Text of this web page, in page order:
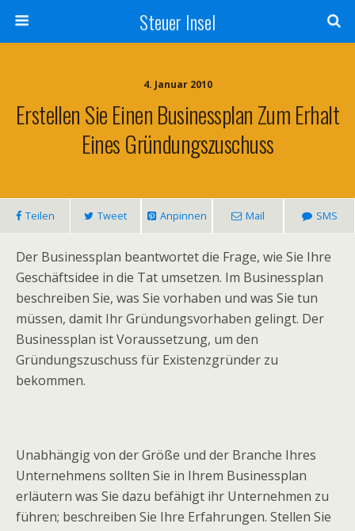
Steuer Insel
4. Januar 2010
Erstellen Sie Einen Businessplan Zum Erhalt
Eines Gründungszuschuss
Teilen Tweet Anpinnen Mail SMS
Der Businessplan beantwortet die Frage, wie Sie Ihre
Geschäftsidee in die Tat umsetzen. Im Businessplan
beschreiben Sie, was Sie vorhaben und was Sie tun
müssen, damit Ihr Gründungsvorhaben gelingt. Der
Businessplan ist Voraussetzung, um den
Gründungszuschuss für Existenzgründer zu
bekommen.
Unabhängig von der Größe und der Branche Ihres
Unternehmens sollten Sie in Ihrem Businessplan
erläutern was Sie dazu befähigt ihr Unternehmen zu
führen; beschreiben Sie Ihre Erfahrungen. Stellen Sie